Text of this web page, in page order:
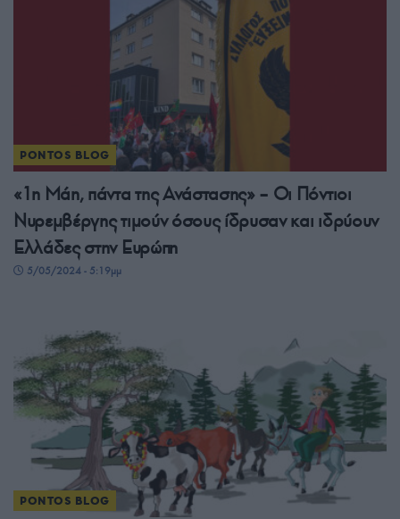
PONTOS BLOG
«1η Μάη, πάντα της Ανάστασης» – Οι Πόντιοι
Νυρεμβέργης τιμούν όσους ίδρυσαν και ιδρύουν
Ελλάδες στην Ευρώπη
5/05/2024 - 5:19μμ
PONTOS BLOG